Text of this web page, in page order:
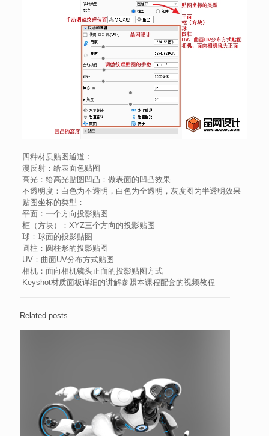
四种材质贴图通道：
漫反射：给表面色贴图
高光：给高光贴图凹凸：做表面的凹凸效果
不透明度：白色为不透明，白色为全透明，灰度图为半透明效果
贴图坐标的类型：
平面：一个方向投影贴图
框（方块）：XYZ三个方向的投影贴图
球：球面的投影贴图
圆柱：圆柱形的投影贴图
UV：曲面UV分布方式贴图
相机：面向相机镜头正面的投影贴图方式
Keyshot材质面板详细的讲解参照本课程配套的视频教程
Related posts